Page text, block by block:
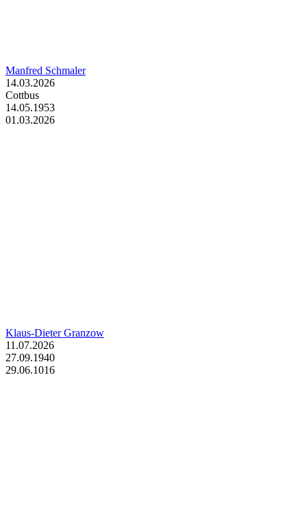
Manfred Schmaler
14.03.2026
Cottbus
14.05.1953
01.03.2026
Klaus-Dieter Granzow
11.07.2026
27.09.1940
29.06.1016